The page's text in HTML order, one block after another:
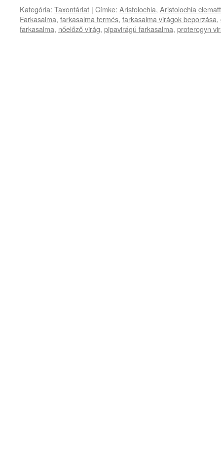
Kategória: Taxontárlat | Címke: Aristolochia, Aristolochia
Farkasalma, farkasalma termés, farkasalma virágok beporzása,
farkasalma, nőelőző virág, pipavirágú farkasalma, proterogyn